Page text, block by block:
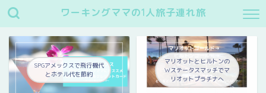
ワーキングママの1人旅子連れ旅
SPGアメックスで飛行機代
とホテル代を節約
マリオットとヒルトンの
Wステータスマッチでマ
リオットプラチナへ